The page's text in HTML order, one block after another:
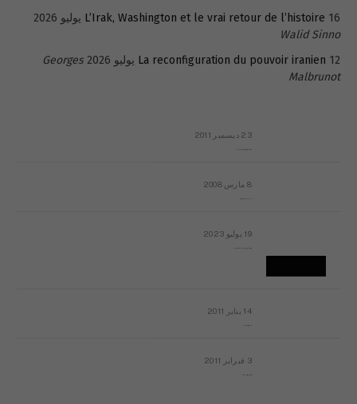
L’Irak, Washington et le vrai retour de l’histoire 16 يوليو 2026
Walid Sinno
La reconfiguration du pouvoir iranien 12 يوليو 2026
Georges
Malbrunot
23 ديسمبر 2011
8 مارس 2008
19 يوليو 2023
14 يناير 2011
3 فبراير 2011